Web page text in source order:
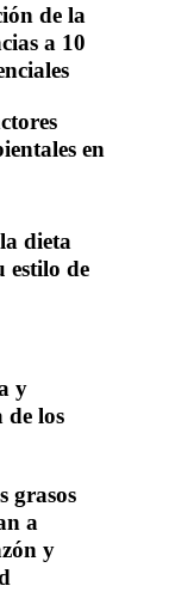
de la
a 10
en
dieta
estilo de
y
de los
grasos
a
y